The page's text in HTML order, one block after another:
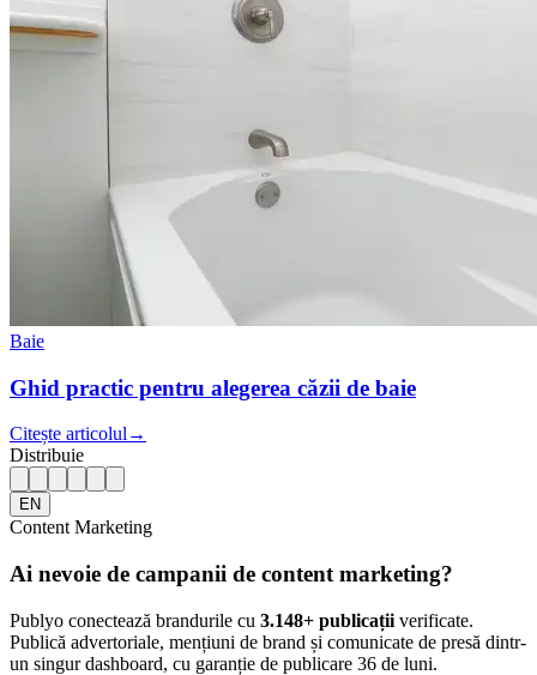
Baie
Ghid practic pentru alegerea căzii de baie
Citește articolul →
Distribuie
EN
Content Marketing
Ai nevoie de campanii de content marketing?
Publyo conectează brandurile cu 3.148+ publicații verificate.
Publică advertoriale, mențiuni de brand și comunicate de presă dintr-
un singur dashboard, cu garanție de publicare 36 de luni.